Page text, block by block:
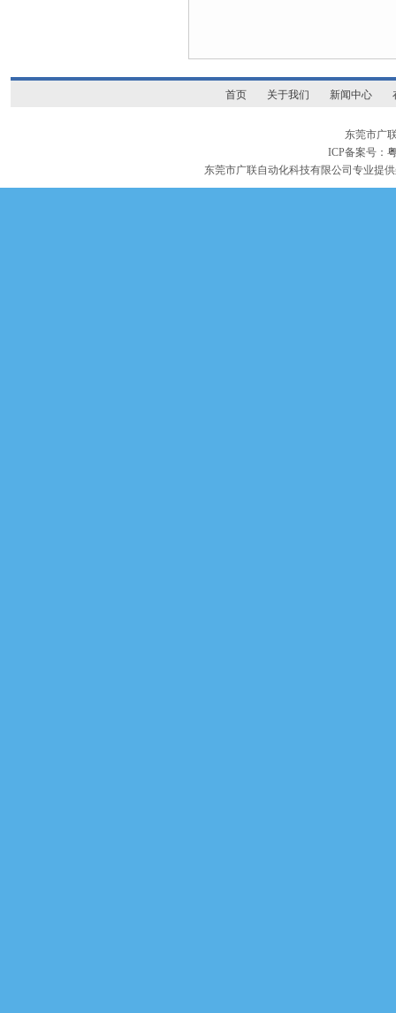
首页 关于我们 新闻中心
东莞市广
ICP备案号：
东莞市广联自动化科技有限公司专业提供